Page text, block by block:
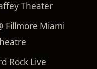
Theater
Fillmore Miami
Rock Live